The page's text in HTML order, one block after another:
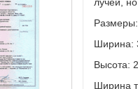
Размеры:
Ширина:
Высота:
Ширина